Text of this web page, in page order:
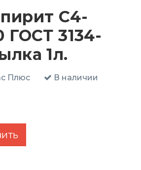
С4-
ГОСТ 3134-
1л.
Плюс В наличии